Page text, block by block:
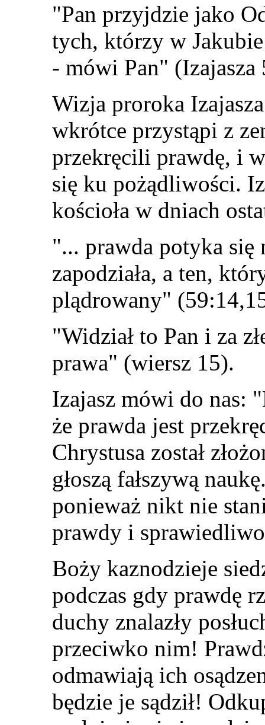
"Pan przyjdzie jako
tych, którzy w
- mówi Pan" (Izajasza
Wizja proroka
wkrótce przystąpi z
przekręcili prawdę, i
się ku pożądliwości.
kościoła w dniach
"... prawda potyka się
zapodziała, a ten,
plądrowany"
"Widział to Pan i za
prawa" (wiersz 15).
Izajasz mówi do nas:
że prawda jest
Chrystusa został
głoszą fałszywą
ponieważ nikt nie
prawdy i
Boży kaznodzieje
podczas gdy prawdę
duchy znalazły
przeciwko nim!
odmawiają ich
będzie je sądził!